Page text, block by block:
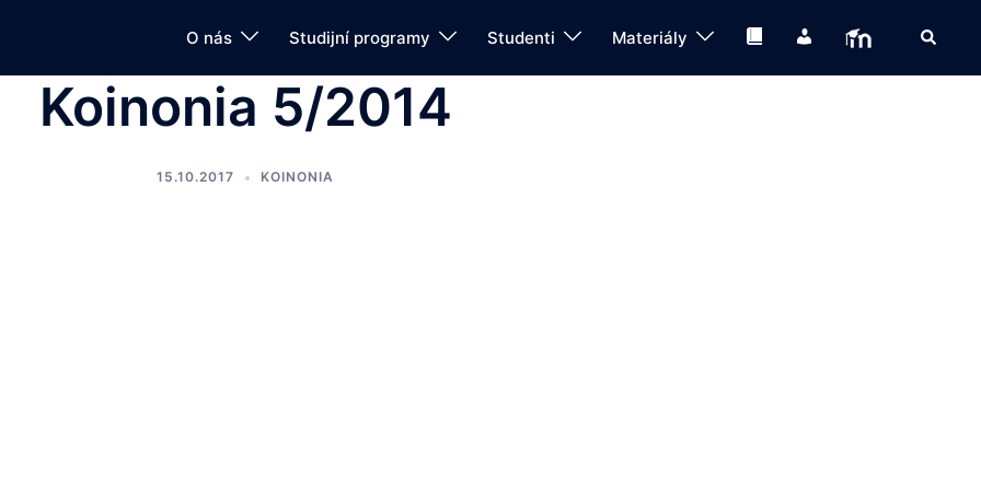
O nás Studijní programy Studenti Materiály Knihovna MoodleSearch
Koinonia 5/2014
15.10.2017 KOINONIA